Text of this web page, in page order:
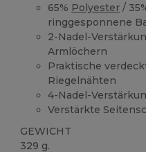
65% Polyester /
ringgesponnene
2-Nadel-
Armlöchern
Praktische
Riegelnähten
4-Nadel-
Verstärkte
GEWICHT
329 g.